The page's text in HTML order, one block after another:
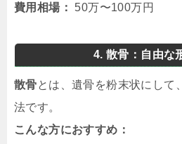
費用相場： 50万〜100万円
4. 散骨：自由な
散骨とは、遺骨を粉末状にして
法です。
こんな方におすすめ：